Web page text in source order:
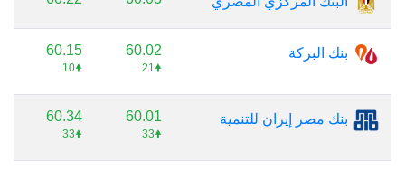
بنك البركة 60.02
🠝21
60.15
🠝10
بنك مصر إيران للتنمية 60.01
🠝33
60.34
🠝33